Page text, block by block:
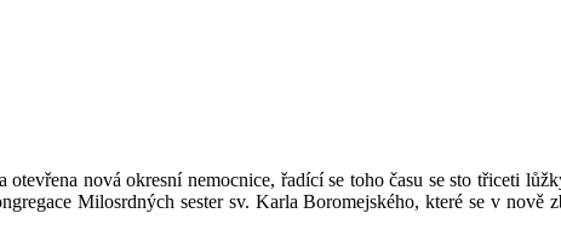
nová okresní nemocnice, řadící se toho času se sto třiceti
Milosrdných sester sv. Karla Boromejského, které se v nově